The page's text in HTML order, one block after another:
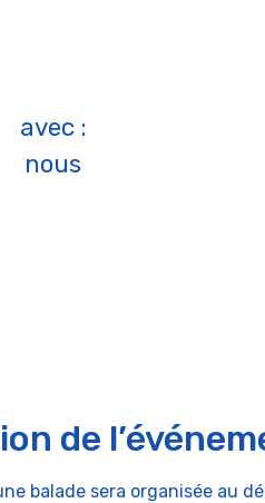
avec :
nous
de
balade sera organisée au